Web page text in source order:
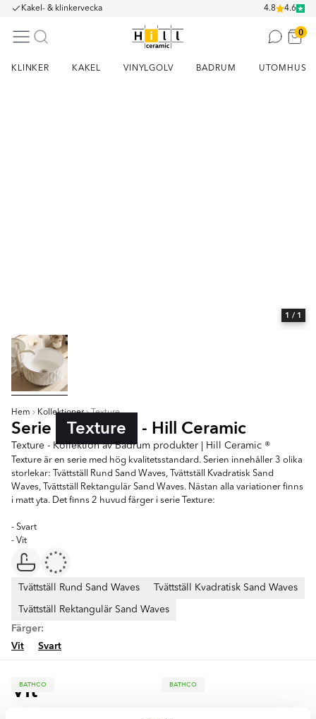
Kakel- & klinkervecka 4.8 4.6
0
KLINKER KAKEL VINYLGOLV BADRUM UTOMHUS
Hem Kollektioner Texture
Serie Texture - Hill Ceramic
Texture - Kollektion av Badrum produkter | Hill Ceramic ®
Texture är en serie med hög kvalitetsstandard. Serien innehåller 3 olika
storlekar: Tvättställ Rund Sand Waves, Tvättställ Kvadratisk Sand
Waves, Tvättställ Rektangulär Sand Waves. Nästan alla variationer finns
i matt yta. Det finns 2 huvud färger i serie Texture:
- Svart
- Vit
Tvättställ Rund Sand Waves Tvättställ Kvadratisk Sand Waves
Tvättställ Rektangulär Sand Waves
Färger:
Vit
Svart
1 / 1
Vit
BATHCO BATHCO